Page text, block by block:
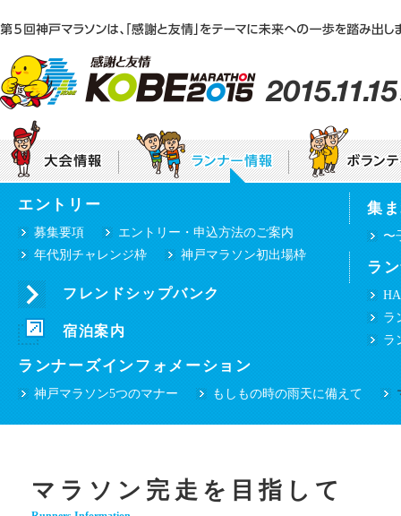
大会テーマ 大会要項
プロパティ（シンボルマーク・ロゴタイプ等）
ご使用について
交通規制のお知らせ 選手・ゲスト
エントリー
募集要項
エントリー・申込方法のご案内
年代別チャレンジ枠
神戸マラソン初出場枠
集
〜
フレンドシップバンク
宿泊案内
ラ
ラ
ラ
ランナーズインフォメーション
神戸マラソン5つのマナー もしもの時の雨天に備えて
団体ボランティア募集要項 個
神戸マラソンEXPO2015「感謝と友情ステー
ランナー・ボランティアの皆様へ
沿道の皆様へ
マラソン完走を目指して